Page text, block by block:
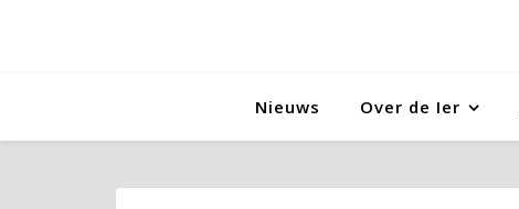
Nieuws Over de Ier